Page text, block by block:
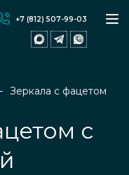
+7 (812) 507-99-03
Зеркала с фацетом
с